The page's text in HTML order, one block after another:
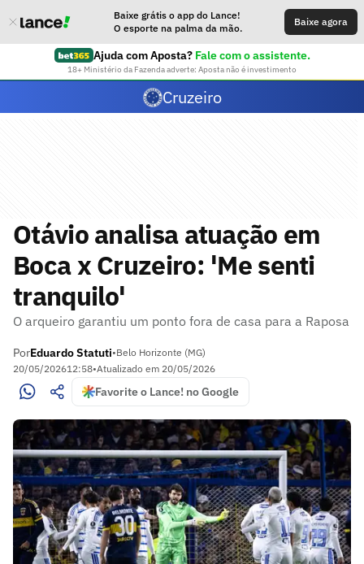
Baixe grátis o app do Lance!
O esporte na palma da mão.
Baixe agora
Ajuda com Aposta? Fale com o assistente.
18+ Ministério da Fazenda adverte: Aposta não é investimento
Cruzeiro
Otávio analisa atuação em
Boca x Cruzeiro: 'Me senti
tranquilo'
O arqueiro garantiu um ponto fora de casa para a Raposa
PorEduardo Statuti•Belo Horizonte (MG)
20/05/202612:58•Atualizado em 20/05/2026
Favorite o Lance! no Google